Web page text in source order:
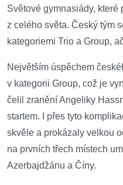
Světové gymnasiády,
z celého světa. Český tým
kategoriemi Trio a Group,
Největším úspěchem
v kategorii Group, což je
čelil zranění Angeliky
startem. I přes tyto
skvěle a prokázaly velkou
na prvních třech místech
Azerbajdžánu a Číny.